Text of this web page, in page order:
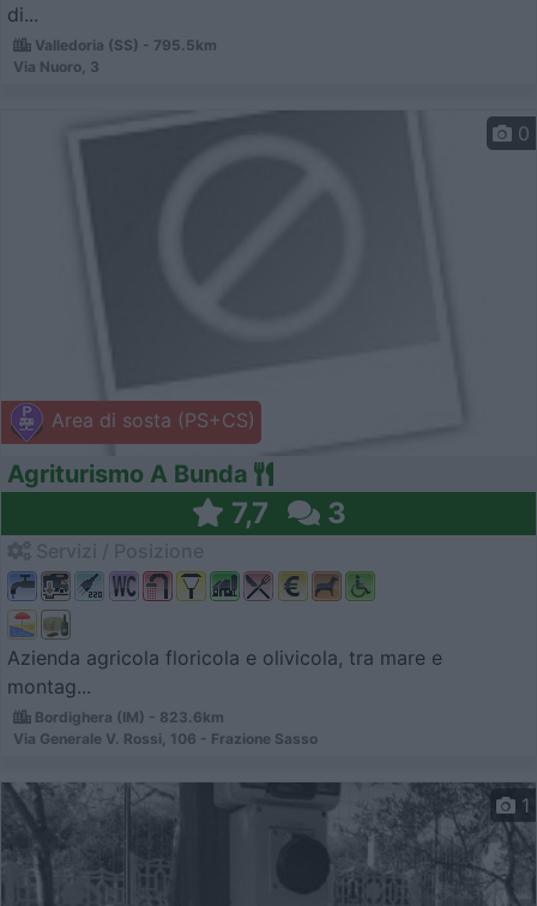
di...
Valledoria (SS) - 795.5km
Via Nuoro, 3
Area di sosta (PS+CS)
0
Agriturismo A Bunda
7,7 3
Azienda agricola floricola e olivicola, tra mare e
montag...
Bordighera (IM) - 823.6km
Via Generale V. Rossi, 106 - Frazione Sasso
1